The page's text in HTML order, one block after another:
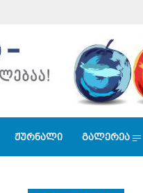
ჟურნალი გალერეა